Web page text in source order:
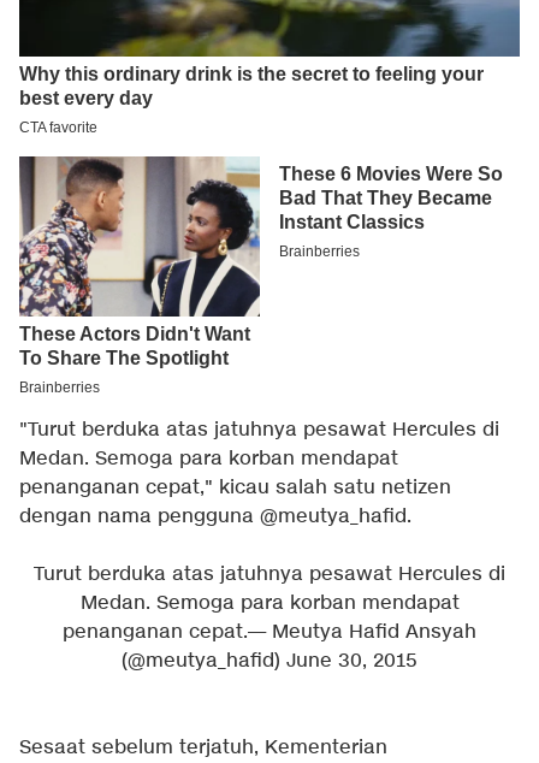
"Turut berduka atas jatuhnya pesawat Hercules di
Medan. Semoga para korban mendapat
penanganan cepat," kicau salah satu netizen
dengan nama pengguna @meutya_hafid.
Turut berduka atas jatuhnya pesawat Hercules di
Medan. Semoga para korban mendapat
penanganan cepat.— Meutya Hafid Ansyah
(@meutya_hafid) June 30, 2015
Sesaat sebelum terjatuh, Kementerian